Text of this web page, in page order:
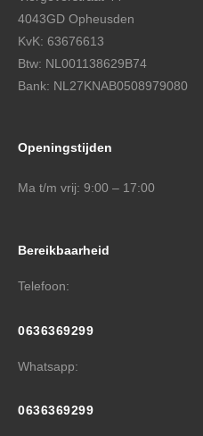
4043GD Opheusden
KvK: 63676613
Btw: NL001138629B74
Bank: NL27KNAB0508979080
Openingstijden
Ma t/m vrij: 9:00 – 17:00
Bereikbaarheid
Telefoon:
0636369299
Whatsapp:
0636369299